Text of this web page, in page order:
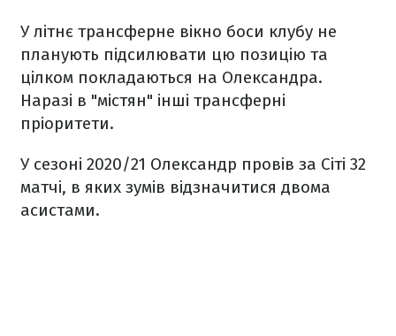
У літнє трансферне вікно боси клубу не
планують підсилювати цю позицію та
цілком покладаються на Олександра.
Наразі в "містян" інші трансферні
пріоритети.
У сезоні 2020/21 Олександр провів за Сіті 32
матчі, в яких зумів відзначитися двома
асистами.